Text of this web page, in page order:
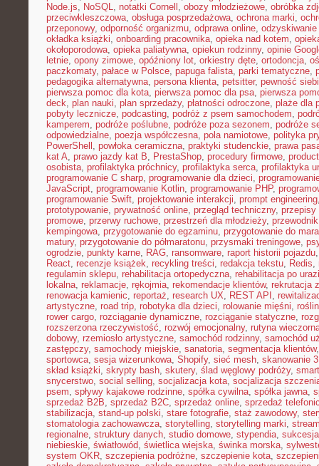
Node.js, NoSQL, notatki Cornell , obozy młodzieżowe, obróbka
przeciwkleszczowa, obsługa posprzedażowa, ochrona marki,
przeponowy, odporność organizmu, odprawa online,
okładka książki, onboarding pracownika, opieka nad kotem,
okołoporodowa, opieka paliatywna, opiekun rodzinny, opinie
letnie, opony zimowe, opóźniony lot, orkiestry dęte, ortodoncja,
paczkomaty, pałace w Polsce, papuga falista, parki tematyczne,
pedagogika alternatywna, persona klienta, petsitter, pewność
pierwsza pomoc dla kota, pierwsza pomoc dla psa, pierwsza
deck, plan nauki, plan sprzedaży, płatności odroczone, plaże dla
pobyty lecznicze, podcasting, podróż z psem samochodem,
kamperem, podróże poślubne, podróże poza sezonem, podróże
odpowiedzialne, poezja współczesna, pola namiotowe, polityka
PowerShell , powłoka ceramiczna, praktyki studenckie, prawa
kat A, prawo jazdy kat B, PrestaShop, procedury firmowe,
osobista, profilaktyka próchnicy, profilaktyka serca, profilaktyka
programowanie C sharp, programowanie dla dzieci,
JavaScript, programowanie Kotlin, programowanie PHP,
programowanie Swift, projektowanie interakcji, prompt engineering
prototypowanie, prywatność online, przegląd techniczny, przepisy
promowe, przerwy ruchowe, przestrzeń dla młodzieży,
kempingowa, przygotowanie do egzaminu, przygotowanie do
matury, przygotowanie do półmaratonu, przysmaki treningowe,
ogrodzie, punkty karne, RAG, ransomware, raport historii pojazdu
React, recenzje książek, recykling treści, redakcja tekstu, Redis,
regulamin sklepu, rehabilitacja ortopedyczna, rehabilitacja po
lokalna, reklamacje, rękojmia, rekomendacje klientów, rekrutacja
renowacja kamienic, reportaż, research UX, REST API ,
artystyczne, road trip, robotyka dla dzieci, rolowanie mięśni,
rower cargo, rozciąganie dynamiczne, rozciąganie statyczne,
rozszerzona rzeczywistość, rozwój emocjonalny, rutyna
dobowy, rzemiosło artystyczne, samochód rodzinny, samochód
zastępczy, samochody miejskie, sanatoria, segmentacja klientów
sportowca, sesja wizerunkowa, Shopify, sieć mesh, skanowanie
skład książki, skrypty bash, skutery, ślad węglowy podróży,
snycerstwo, social selling, socjalizacja kota, socjalizacja
psem, spływy kajakowe rodzinne, spółka cywilna, spółka jawna,
sprzedaż B2B, sprzedaż B2C, sprzedaż online, sprzedaż
stabilizacja, stand-up polski, stare fotografie, staż zawodowy,
stomatologia zachowawcza, storytelling, storytelling marki,
regionalne, struktury danych, studio domowe, stypendia,
niebieskie, światłowód, świetlica wiejska, świnka morska,
system OKR, szczepienia podróżne, szczepienie kota,